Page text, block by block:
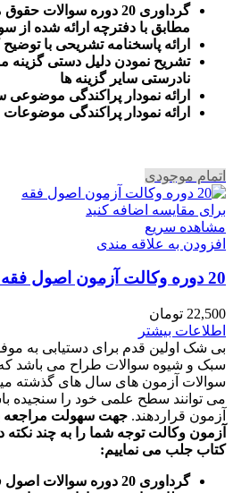
مطابق با دفترچه ارائه شده
ارائه پاسخنامه تشریحی با
تشریح نمودن دلیل دستی گزینه
نادرستی سایر گزینه ها
ارائه نمودار پراکندگی
رائه نمودار پراکندگی موضوعات
اتمام موجودی
برای مقایسه اضافه کنید
مشاهده سریع
افزودن به علاقه مندی
20 دوره وکالت آزمون اصول فقه – چتردانش
22,500 تومان
اطلاعات بیشتر
بی شک اولین قدم برای دستیابی به
سبک و شیوه سوالات طراح می باشد که
سوالات آزمون های سال های گذشته
می توانند سطح علمی خود را سنجیده
آزمون قراردهند.
آزمون وکالت توجه شما را به چند
کتاب جلب می نماییم: